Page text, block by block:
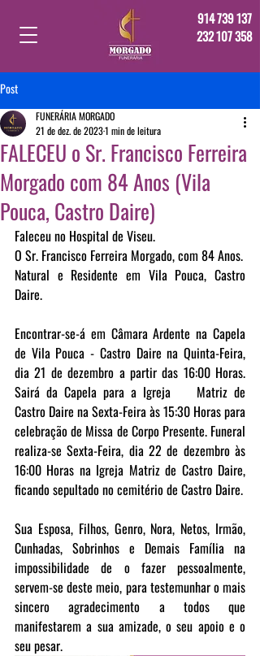
914 739 137
232 107 358
Post
FALECEU o Sr. Francisco Ferreira
Morgado com 84 Anos (Vila
Pouca, Castro Daire)
FUNERÁRIA MORGADO
21 de dez. de 20231 min de leitura
Faleceu no Hospital de Viseu.
O Sr. Francisco Ferreira Morgado, com 84 Anos.
Natural e Residente em Vila Pouca, Castro
Daire.
Encontrar-se-á em Câmara Ardente na Capela
de Vila Pouca - Castro Daire na Quinta-Feira,
dia 21 de dezembro a partir das 16:00 Horas.
Sairá da Capela para a Igreja    Matriz de
Castro Daire na Sexta-Feira às 15:30 Horas para
celebração de Missa de Corpo Presente. Funeral
realiza-se Sexta-Feira, dia 22 de dezembro às
16:00 Horas na Igreja Matriz de Castro Daire,
ficando sepultado no cemitério de Castro Daire.
Sua Esposa, Filhos, Genro, Nora, Netos, Irmão,
Cunhadas, Sobrinhos e Demais Família na
impossibilidade de o fazer pessoalmente,
servem-se deste meio, para testemunhar o mais
sincero agradecimento a todos que
manifestarem a sua amizade, o seu apoio e o
seu pesar.